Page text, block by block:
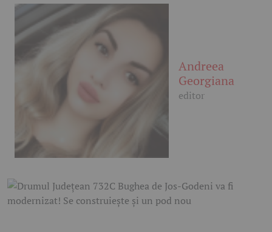
Andreea
Georgiana
editor